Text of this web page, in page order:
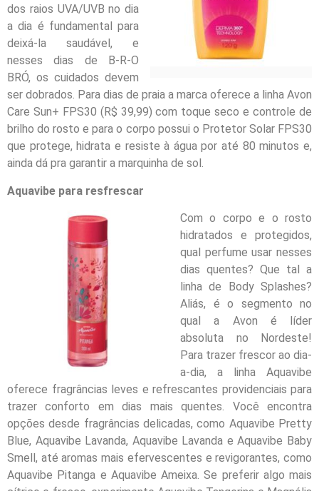
dos raios UVA/UVB no dia
a dia é fundamental para
deixá-la saudável, e
nesses dias de B-R-O
BRÓ, os cuidados devem
ser dobrados. Para dias de praia a marca oferece a linha Avon
Care Sun+ FPS30 (R$ 39,99) com toque seco e controle de
brilho do rosto e para o corpo possui o Protetor Solar FPS30
que protege, hidrata e resiste à água por até 80 minutos e,
ainda dá pra garantir a marquinha de sol.
Aquavibe para resfrescar
Com o corpo e o rosto
hidratados e protegidos,
qual perfume usar nesses
dias quentes? Que tal a
linha de Body Splashes?
Aliás, é o segmento no
qual a Avon é líder
absoluta no Nordeste!
Para trazer frescor ao dia-
a-dia, a linha Aquavibe
oferece fragrâncias leves e refrescantes providenciais para
trazer conforto em dias mais quentes. Você encontra
opções desde fragrâncias delicadas, como Aquavibe Pretty
Blue, Aquavibe Lavanda, Aquavibe Lavanda e Aquavibe Baby
Smell, até aromas mais efervescentes e revigorantes, como
Aquavibe Pitanga e Aquavibe Ameixa. Se preferir algo mais